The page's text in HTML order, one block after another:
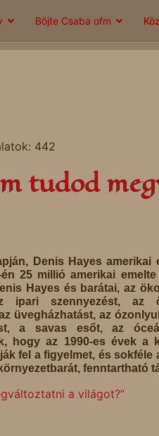
Böjte Csaba ofm
442
tudod
Denis Hayes amerikai
25 millió amerikai
Hayes és barátai, az
ipari szennyezést, az
üvegházhatást, az
a savas esőt, az
hogy az 1990-es évek a
fel a figyelmet, és sokféle
fenntartható
a világot?”